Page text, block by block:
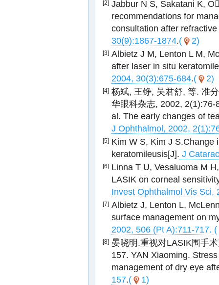
[2] Jabbur N S, Sakatani K,
recommendations for
consultation after
30(9):1867-1874.( 2)
[3] Albietz J M, Lenton L M,
after laser in situ
2004, 30(3):675-684.( 2)
[4] 杨斌, 王铮, 吴君舒, 等. 准
华眼科杂志, 2002,
al. The early changes of
J Ophthalmol, 2002,
[5] Kim W S, Kim J S.Change
keratomileusis[J]. J
[6] Linna T U, Vesaluoma M
LASIK on corneal
Invest Ophthalmol Vis Sci,
[7] Albietz J, Lenton L,
surface management on
2002, 506 (Pt A):711-717. (
[8] 晏晓明.重视对LASIK围手
157. YAN Xiaoming.
management of dry eye
157.( 1)